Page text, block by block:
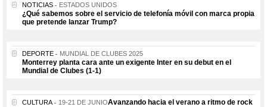
NOTICIAS ESTADOS UNIDOS
¿Qué sabemos sobre el servicio de telefonía móvil con marca propia
que pretende lanzar Trump?
DEPORTE MUNDIAL DE CLUBES 2025
Monterrey planta cara ante un exigente Inter en su debut en el
Mundial de Clubes (1-1)
CULTURA 19-21 DE JUNIOAvanzando hacia el verano a ritmo de rock